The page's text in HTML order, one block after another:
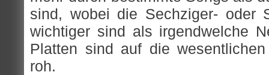
sind, wobei die Sechziger- oder
wichtiger sind als irgendwelche
Platten sind auf die
roh.